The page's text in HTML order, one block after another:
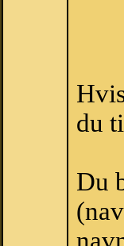
du
Du